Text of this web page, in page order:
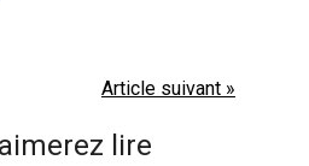
Article suivant »
lire